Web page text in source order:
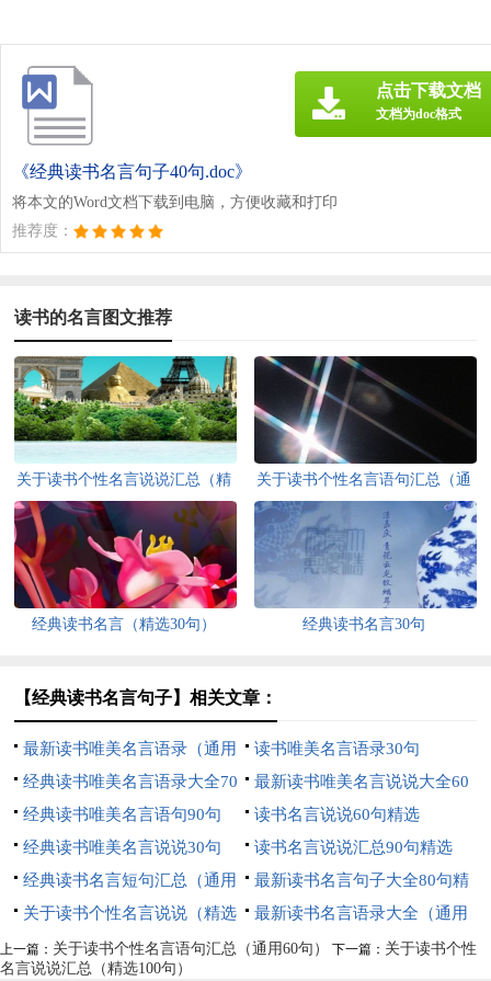
《经典读书名言句子40句.doc》
将本文的Word文档下载到电脑，方便收藏和打印
推荐度：
点击下载文档
文档为doc格式
读书的名言图文推荐
关于读书个性名言说说汇总（精
选100句）
关于读书个性名言语句汇总（通
用60句）
经典读书名言（精选30句） 经典读书名言30句
【经典读书名言句子】相关文章：
最新读书唯美名言语录（通用
70句）
读书唯美名言语录30句
经典读书唯美名言语录大全70
句
最新读书唯美名言说说大全60
句精选
经典读书唯美名言语句90句
读书名言说说60句精选
经典读书唯美名言说说30句
读书名言说说汇总90句精选
经典读书名言短句汇总（通用
50句）
最新读书名言句子大全80句精
选
关于读书个性名言说说（精选
30句）
最新读书名言语录大全（通用
100句）
上一篇： 关于读书个性名言语句汇总（通用60句） 下一篇： 关于读书个性
名言说说汇总（精选100句）